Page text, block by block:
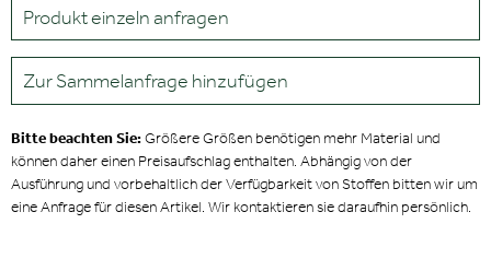
Produkt einzeln anfragen
Zur Sammelanfrage hinzufügen
Bitte beachten Sie:Größere Größen benötigen mehr Material und
können daher einen Preisaufschlag enthalten. Abhängig von der
Ausführung und vorbehaltlich der Verfügbarkeit von Stoffen bitten wir um
eine Anfrage für diesen Artikel. Wir kontaktieren sie daraufhin persönlich.